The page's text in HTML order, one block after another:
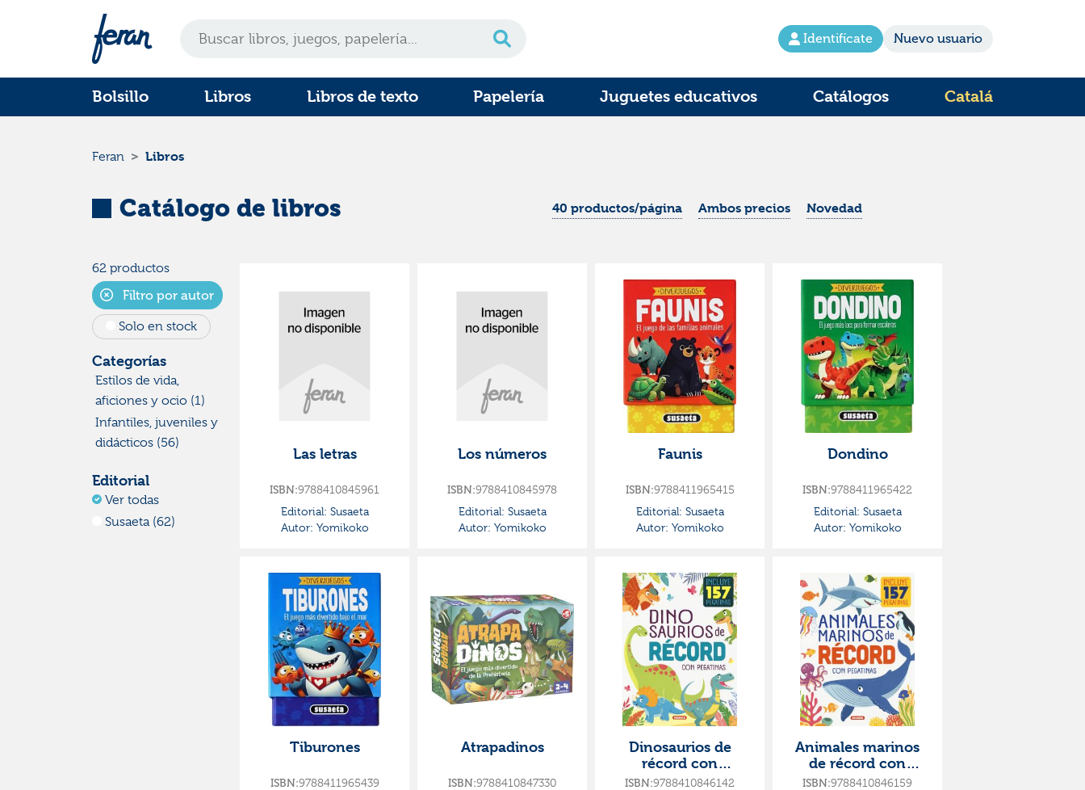
Identifícate Nuevo usuario
Bolsillo Libros Libros de texto Papelería Juguetes educativos Catálogos Catalá
Feran Libros
Catálogo de libros 40 productos/página Ambos precios Novedad
62 productos
Filtro por autor
Solo en stock
Categorías
Estilos de vida,
aficiones y ocio (1)
Infantiles, juveniles y
didácticos (56)
Editorial
Ver todas
Susaeta (62)
Las letras
ISBN:9788410845961
Editorial: Susaeta
Autor: Yomikoko
Los números
ISBN:9788410845978
Editorial: Susaeta
Autor: Yomikoko
Faunis
ISBN:9788411965415
Editorial: Susaeta
Autor: Yomikoko
Dondino
ISBN:9788411965422
Editorial: Susaeta
Autor: Yomikoko
Tiburones
ISBN:9788411965439
Atrapadinos
ISBN:9788410847330
Dinosaurios de
récord con
pegatinas
ISBN:9788410846142
Animales marinos
de récord con
pegatinas
ISBN:9788410846159